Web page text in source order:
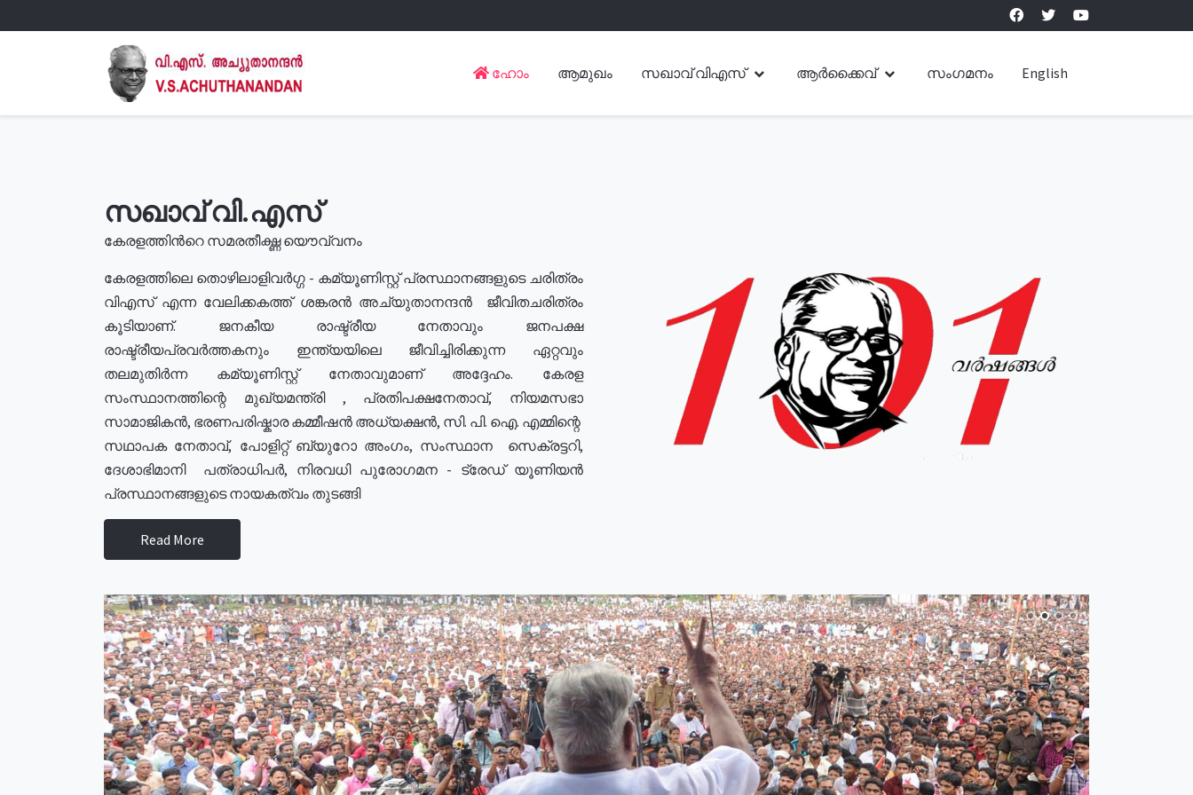
ഹോം ആമുഖം സഖാവ് വിഎസ് ആർക്കൈവ് സംഗമനം English
സഖാവ് വി.എസ്
കേരളത്തിൻറെ സമരതീക്ഷ്ണ യൌവ്വനം
കേരളത്തിലെ തൊഴിലാളിവർഗ്ഗ - കമ്യൂണിസ്റ്റ് പ്രസ്ഥാനങ്ങളുടെ ചരിത്രം
വിഎസ് എന്ന വേലിക്കകത്ത് ശങ്കരൻ അച്യുതാനന്ദൻ ജീവിതചരിത്രം
കൂടിയാണ്. ജനകീയ രാഷ്ട്രീയ നേതാവും ജനപക്ഷ
രാഷ്ട്രീയപ്രവർത്തകനും ഇന്ത്യയിലെ ജീവിച്ചിരിക്കുന്ന ഏറ്റവും
തലമുതിർന്ന കമ്യൂണിസ്റ്റ് നേതാവുമാണ് അദ്ദേഹം. കേരള
സംസ്ഥാനത്തിന്റെ മുഖ്യമന്ത്രി , പ്രതിപക്ഷനേതാവ്, നിയമസഭാ
സാമാജികൻ, ഭരണപരിഷ്കാര കമ്മീഷൻ അധ്യക്ഷൻ, സി. പി. ഐ. എമ്മിന്റെ
സഥാപക നേതാവ്, പോളിറ്റ് ബ്യുറോ അംഗം, സംസ്ഥാന സെക്രട്ടറി,
ദേശാഭിമാനി പത്രാധിപർ, നിരവധി പുരോഗമന - ട്രേഡ് യൂണിയൻ
പ്രസ്ഥാനങ്ങളുടെ നായകത്വം തുടങ്ങി
Read More